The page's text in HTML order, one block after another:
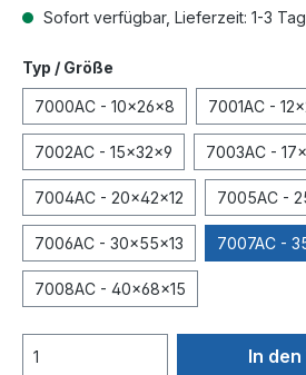
Sofort verfügbar, Lieferzeit: 1-3
Typ / Größe
7000AC - 10x26x8 7001AC -
7002AC - 15x32x9 7003AC -
7004AC - 20x42x12 7005AC -
7006AC - 30x55x13 7007AC -
7008AC - 40x68x15
In